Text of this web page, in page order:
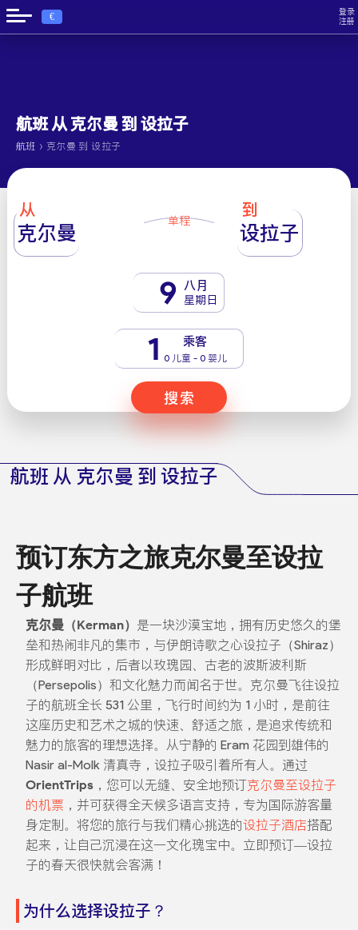
€
登录
注册
航班 从 克尔曼 到 设拉子
航班 › 克尔曼 到 设拉子
从
克尔曼 单程
到
设拉子
9 八月
星期日
1 乘客
0 儿童 - 0 婴儿
搜索
航班 从 克尔曼 到 设拉子
预订东方之旅克尔曼至设拉
子航班
克尔曼（Kerman） 是一块沙漠宝地，拥有历史悠久的堡
垒和热闹非凡的集市，与伊朗诗歌之心设拉子（Shiraz）
形成鲜明对比，后者以玫瑰园、古老的波斯波利斯
（Persepolis）和文化魅力而闻名于世。克尔曼飞往设拉
子的航班全长 531 公里，飞行时间约为 1 小时，是前往
这座历史和艺术之城的快速、舒适之旅，是追求传统和
魅力的旅客的理想选择。从宁静的 Eram 花园到雄伟的
Nasir al-Molk 清真寺，设拉子吸引着所有人。通过
OrientTrips，您可以无缝、安全地预订克尔曼至设拉子
的机票 ，并可获得全天候多语言支持，专为国际游客量
身定制。将您的旅行与我们精心挑选的设拉子酒店搭配
起来，让自己沉浸在这一文化瑰宝中。立即预订—设拉
子的春天很快就会客满！
为什么选择设拉子？